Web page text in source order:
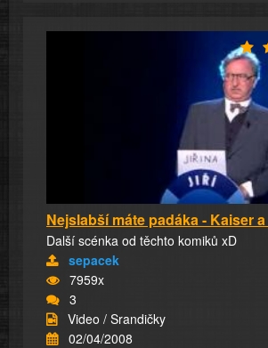
Nejslabší máte padáka - Kaiser
Další scénka od těchto komiků xD
sepacek
7959x
3
Video / Srandičky
02/04/2008